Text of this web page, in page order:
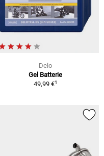
Delo
Gel Batterie
49,99 €1